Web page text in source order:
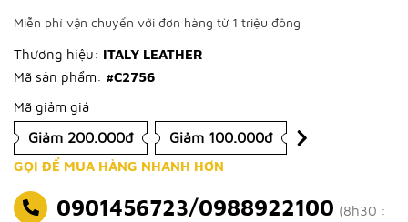
Miễn phí vận chuyển với đơn hàng từ 1 triệu đồng
Thương hiệu: ITALY LEATHER
Mã sản phẩm: #C2756
Mã giảm giá
Giảm 200.000đ Giảm 100.000đ
GỌI ĐỂ MUA HÀNG NHANH HƠN
0901456723/0988922100 (8h30 :